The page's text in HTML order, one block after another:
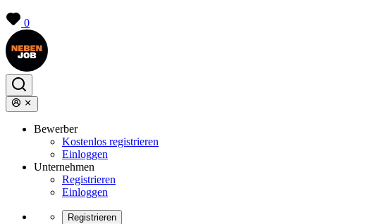
0
Bewerber
Kostenlos registrieren
Einloggen
Unternehmen
Registrieren
Einloggen
Registrieren